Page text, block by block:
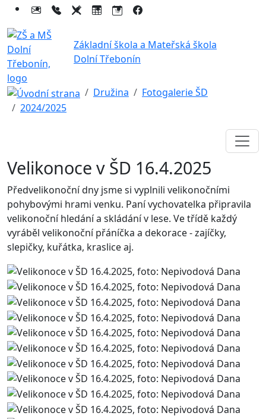
Základní škola a Mateřská škola
Dolní Třebonín
Družina
Fotogalerie ŠD
2024/2025
Velikonoce v ŠD 16.4.2025
Předvelikonoční dny jsme si vyplnili velikonočními
pohybovými hrami venku. Paní vychovatelka připravila
velikonoční hledání a skládání v lese. Ve třídě každý
vyráběl velikonoční přáníčka a dekorace - zajíčky,
slepičky, kuřátka, kraslice aj.